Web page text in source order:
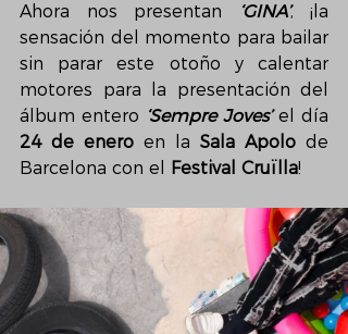
Ahora nos presentan ‘GINA’, ¡la
sensación del momento para bailar
sin parar este otoño y calentar
motores para la presentación del
álbum entero ‘Sempre Joves’
24 de enero en la Sala Apolo de
Barcelona con el
Festival Cruïlla!